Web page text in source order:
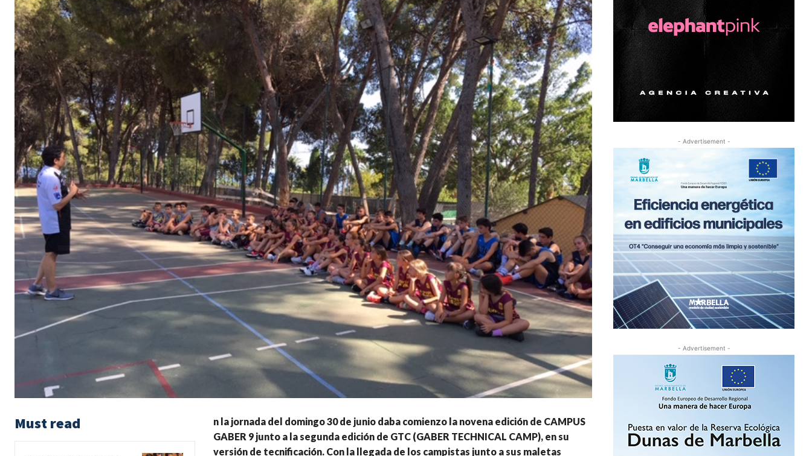
Must read
n la jornada del domingo 30 de junio daba comienzo la novena edición de CAMPUS
GABER 9 junto a la segunda edición de GTC (GABER TECHNICAL CAMP), en su
versión de tecnificación. Con la llegada de los campistas junto a sus maletas
- Advertisement -
- Advertisement -